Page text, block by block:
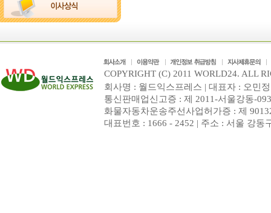
COPYRIGHT (C) 2011 WORLD24. ALL
회사명 : 월드익스프레스 | 대표자 : 오민
통신판매업신고증 : 제 2011-서울강동-
화물자동차운송주선사업허가증 : 제
대표번호 : 1666 - 2452 | 주소 : 서울 강동